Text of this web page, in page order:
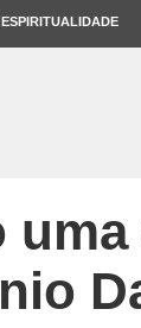
ESPIRITUALIDADE